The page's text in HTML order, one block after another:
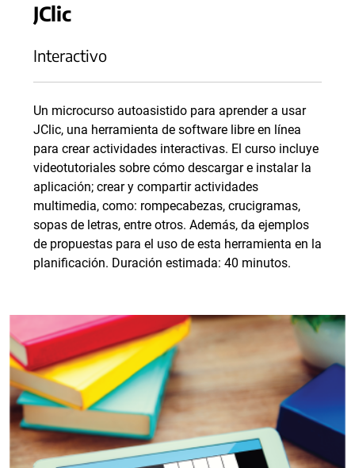
JClic
Interactivo
Un microcurso autoasistido para aprender a usar
JClic, una herramienta de software libre en línea
para crear actividades interactivas. El curso incluye
videotutoriales sobre cómo descargar e instalar la
aplicación; crear y compartir actividades
multimedia, como: rompecabezas, crucigramas,
sopas de letras, entre otros. Además, da ejemplos
de propuestas para el uso de esta herramienta en la
planificación. Duración estimada: 40 minutos.